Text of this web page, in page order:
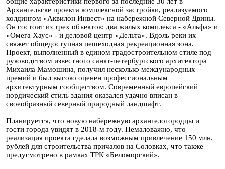
Архангельске проекта комплексной застройки, реализуемого
холдингом «Аквилон Инвест» на набережной Северной Двины.
Он состоит из трех объектов: два жилых комплекса - «Альфа» и
«Омега Хаус» - и деловой центр «Дельта». Вдоль реки их
свяжет общедоступная пешеходная рекреационная зона.
Проект, выполненный в едином градостроительном стиле под
руководством известного санкт-петербургского архитектора
Михаила Мамошина, получил несколько международных
премий и был высоко оценен профессиональным
архитектурным сообществом. Современный европейский
нордический стиль здания оказался удачно вписан в
своеобразный северный природный ландшафт.
Планируется, что новую набережную архангелогородцы и
гости города увидят в 2018-м году. Немаловажно, что
реализация проекта сделала возможным привлечение 150 млн.
рублей для строительства причалов на Соловках, что также
предусмотрено в рамках ТРК «Беломорский».